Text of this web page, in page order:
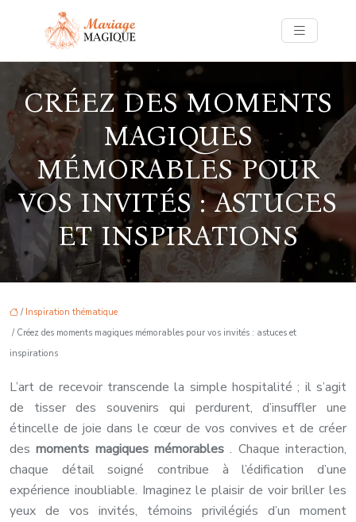
CRÉEZ DES MOMENTS
MAGIQUES
MÉMORABLES POUR
VOS INVITÉS : ASTUCES
ET INSPIRATIONS
/ Inspiration thématique
/ Créez des moments magiques mémorables pour vos invités : astuces et
inspirations
L’art de recevoir transcende la simple hospitalité ; il s’agit
de tisser des souvenirs qui perdurent, d’insuffler une
étincelle de joie dans le cœur de vos convives et de créer
desmoments magiques mémorables. Chaque interaction,
chaque détail soigné contribue à l’édification d’une
expérience inoubliable. Imaginez le plaisir de voir briller les
yeux de vos invités, témoins privilégiés d’un moment